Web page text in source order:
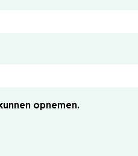
opnemen.